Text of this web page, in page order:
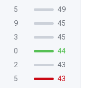
5
49
9
45
3
45
0
44
2
43
5
43